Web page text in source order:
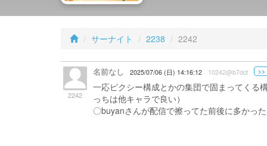
サーナイト 2238 2242
2242
名前なし 2025/07/06 (日) 14:16:12 10242@b7dcf
一応ピクシー構成とかの集団で固まってくる
っちは他キャラで良い）
〇buyanさんが配信で擦ってた前後に多かっ